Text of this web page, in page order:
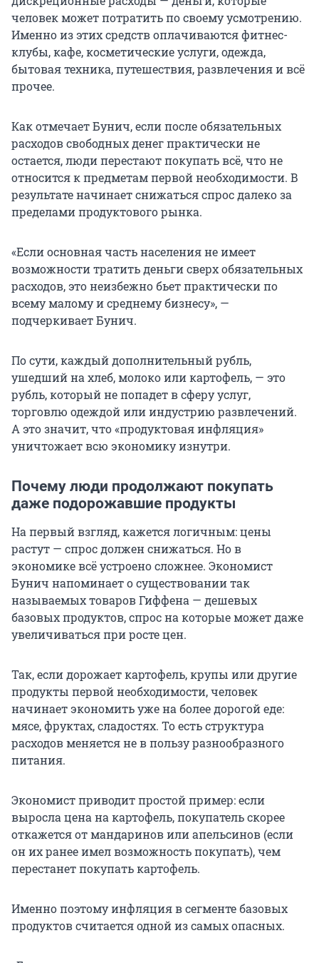
человек может потратить по своему усмотрению.
Именно из этих средств оплачиваются фитнес-
клубы, кафе, косметические услуги, одежда,
бытовая техника, путешествия, развлечения и всё
прочее.
Как отмечает Бунич, если после обязательных
расходов свободных денег практически не
остается, люди перестают покупать всё, что не
относится к предметам первой необходимости. В
результате начинает снижаться спрос далеко за
пределами продуктового рынка.
«Если основная часть населения не имеет
возможности тратить деньги сверх обязательных
расходов, это неизбежно бьет практически по
всему малому и среднему бизнесу», —
подчеркивает Бунич.
По сути, каждый дополнительный рубль,
ушедший на хлеб, молоко или картофель, — это
рубль, который не попадет в сферу услуг,
торговлю одеждой или индустрию развлечений.
А это значит, что «продуктовая инфляция»
уничтожает всю экономику изнутри.
Почему люди продолжают покупать
даже подорожавшие продукты
На первый взгляд, кажется логичным: цены
растут — спрос должен снижаться. Но в
экономике всё устроено сложнее. Экономист
Бунич напоминает о существовании так
называемых товаров Гиффена — дешевых
базовых продуктов, спрос на которые может даже
увеличиваться при росте цен.
Так, если дорожает картофель, крупы или другие
продукты первой необходимости, человек
начинает экономить уже на более дорогой еде:
мясе, фруктах, сладостях. То есть структура
расходов меняется не в пользу разнообразного
питания.
Экономист приводит простой пример: если
выросла цена на картофель, покупатель скорее
откажется от мандаринов или апельсинов (если
он их ранее имел возможность покупать), чем
перестанет покупать картофель.
Именно поэтому инфляция в сегменте базовых
продуктов считается одной из самых опасных.